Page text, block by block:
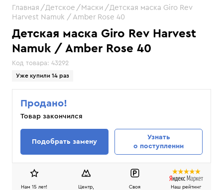
Детская маска Giro Rev Harvest
Namuk / Amber Rose 40
Код товара: 43292
Уже купили 14 раз
Главная Детское Маски
Детская маска Giro Rev
Harvest Namuk / Amber Rose 40
Продано!
Товар закончился
Подобрать замену
Узнать
о поступлении
Нам 15 лет!
Центр,
Своя
Наш рейтинг